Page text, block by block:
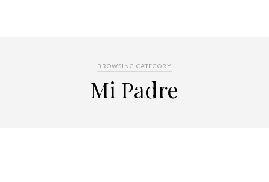
BROWSING CATEGORY
Mi Padre